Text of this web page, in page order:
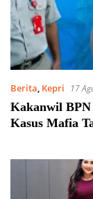
Berita, Kepri 17
Kakanwil
Kasus Mafia